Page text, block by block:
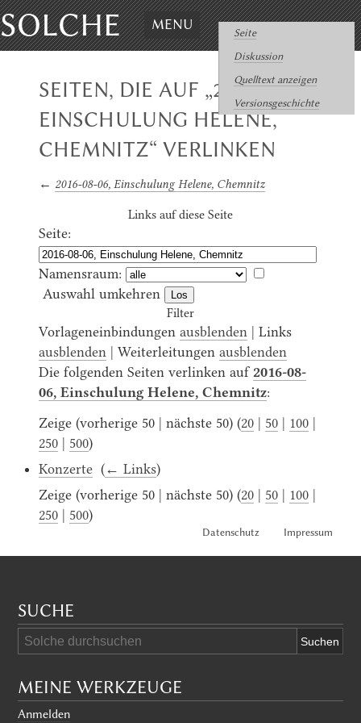
SOLCHE MENU
Seite
Diskussion
Quelltext anzeigen
Versionsgeschichte
SEITEN, DIE AUF „2016-08-06,
EINSCHULUNG HELENE,
CHEMNITZ“ VERLINKEN
← 2016-08-06, Einschulung Helene, Chemnitz
Links auf diese Seite
Seite:
Namensraum:
Auswahl umkehren
Filter
Vorlageneinbindungen ausblenden | Links
ausblenden | Weiterleitungen ausblenden
Die folgenden Seiten verlinken auf 2016-08-
06, Einschulung Helene, Chemnitz:
Zeige (vorherige 50 | nächste 50) (20 50 100
250
500)
Konzerte (← Links)
Zeige (vorherige 50 | nächste 50) (20 | 50 | 100 |
250 | 500)
Datenschutz Impressum
SUCHE
MEINE WERKZEUGE
Anmelden